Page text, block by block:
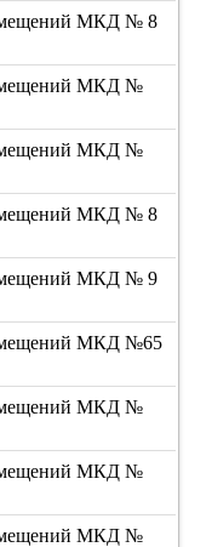
МКД № 8
МКД №
МКД №
МКД № 8
МКД № 9
МКД №65
МКД №
МКД №
МКД №